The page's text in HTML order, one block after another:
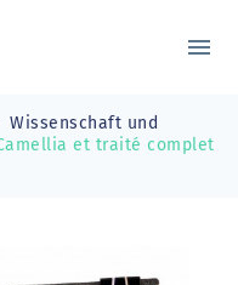
menu
Wissenschaft und
et traité complet